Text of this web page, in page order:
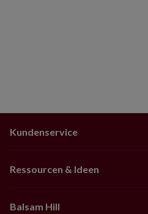
Kundenservice
Ressourcen & Ideen
Balsam Hill